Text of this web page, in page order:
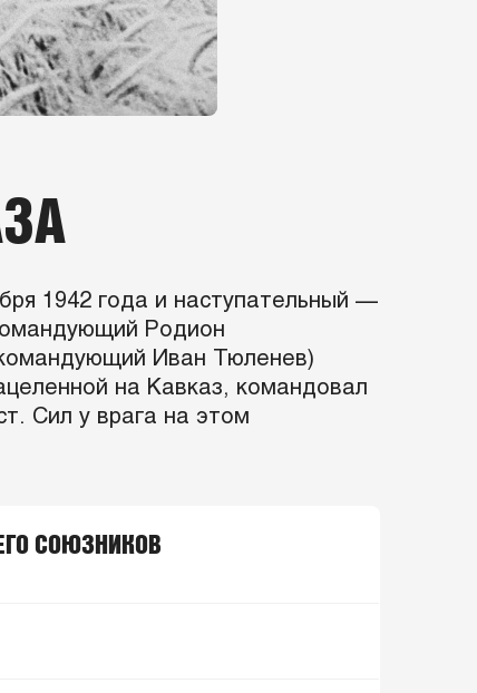
1942 года и наступательный —
Родион
Иван Тюленев)
на Кавказ, командовал
Сил у врага на этом
СОЮЗНИКОВ